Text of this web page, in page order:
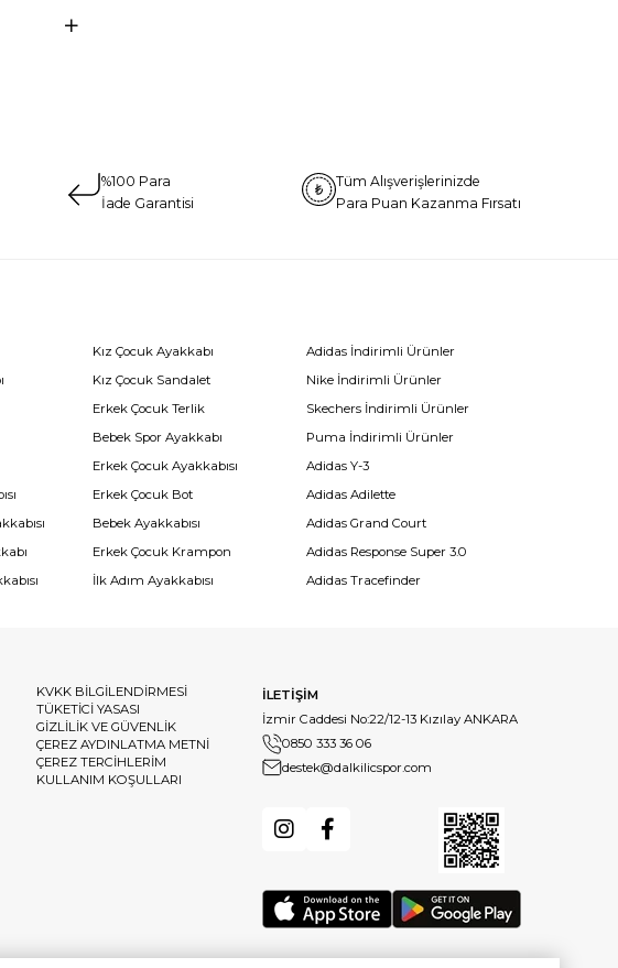
%100 Para
İade Garantisi
Tüm Alışverişlerinizde
Para Puan Kazanma Fırsatı
Kız Çocuk Ayakkabı
Kız Çocuk Sandalet
Erkek Çocuk Terlik
Bebek Spor Ayakkabı
Erkek Çocuk Ayakkabısı
Erkek Çocuk Bot
Bebek Ayakkabısı
Erkek Çocuk Krampon
İlk Adım Ayakkabısı
Adidas İndirimli Ürünler
Nike İndirimli Ürünler
Skechers İndirimli Ürünler
Puma İndirimli Ürünler
Adidas Y-3
Adidas Adilette
Adidas Grand Court
Adidas Response Super 3.0
Adidas Tracefinder
KVKK BİLGİLENDİRMESİ
TÜKETİCİ YASASI
GİZLİLİK VE GÜVENLİK
ÇEREZ AYDINLATMA METNİ
ÇEREZ TERCİHLERİM
KULLANIM KOŞULLARI
İLETİŞİM
İzmir Caddesi No:22/12-13 Kızılay ANKARA
0850 333 36 06
destek@dalkilicspor.com